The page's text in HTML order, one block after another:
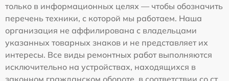
только в информационных целях — чтобы обозначить
перечень техники, с которой мы работаем. Наша
организация не аффилирована с владельцами
указанных товарных знаков и не представляет их
интересы. Все виды ремонтных работ выполняются
исключительно на устройствах, находящихся в
законном гражданском обороте, в соответствии со ст.